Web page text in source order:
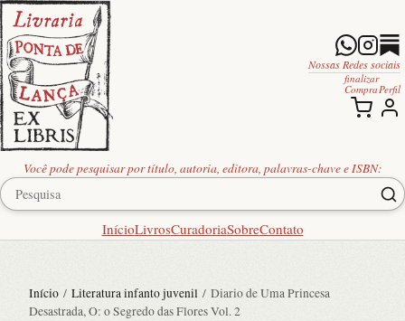
Você pode pesquisar por título, autoria, editora, palavras-chave e ISBN:
InícioLivrosCuradoriaSobreContato
Nossas Redes sociais
finalizar
Compra Perfil
Início / Literatura infanto juvenil / Diario de Uma Princesa
Desastrada, O: o Segredo das Flores Vol. 2